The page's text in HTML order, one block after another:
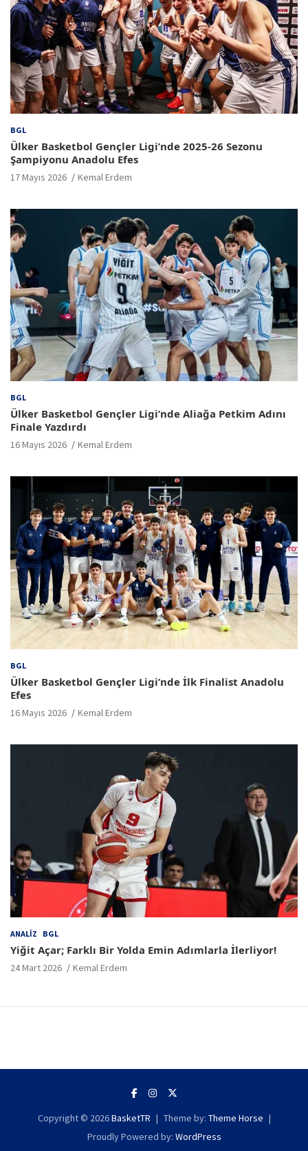
BGL
Ülker Basketbol Gençler Ligi’nde 2025-26 Sezonu
Şampiyonu Anadolu Efes
17 Mayıs 2026 Kemal Erdem
BGL
Ülker Basketbol Gençler Ligi’nde Aliağa Petkim Adını
Finale Yazdırdı
16 Mayıs 2026 Kemal Erdem
BGL
Ülker Basketbol Gençler Ligi’nde İlk Finalist Anadolu
Efes
16 Mayıs 2026 Kemal Erdem
ANALIZ BGL
Yiğit Açar; Farklı Bir Yolda Emin Adımlarla İlerliyor!
24 Mart 2026 Kemal Erdem
Copyright © 2026BasketTR Theme by: Theme Horse
Proudly Powered by: WordPress